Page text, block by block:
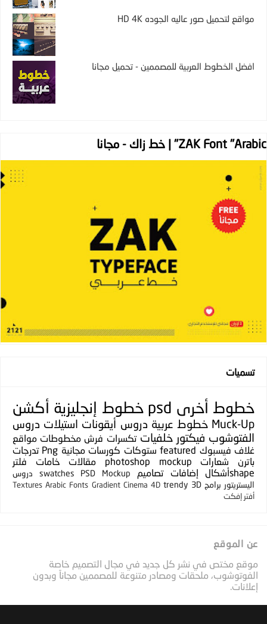
مواقع لتحميل صور عاليه الجوده HD 4K
افضل الخطوط العربية للمصممين - تحميل مجانا
ZAK Font "Arabic" | خط زاك - مجانا
تسميات
خطوط أخرى psd خطوط إنجليزية أكشن
Muck-Up خطوط عربية دروس أيقونات استيلات دروس
الفتوشوب فيكتور خلفيات تكسرات فرش مخطوطات مواقع
غلاف فيسبوك featured ستوكات كورسات مجانية Png تدرجات
باترن
شعارات photoshop mockup مقالات خامات
فلتر
shapeأشكال
إضافات تصاميم PSD Mockup
swatches
دروس
اليستريتور برامج 3D
trendy
Cinema 4D
Gradient
Arabic Fonts
Textures
أفتر إفكت
عن الموقع
موقع مختص في نشر كل جديد في مجال التصميم خاصة
الفوتوشوب، ملحقات ومصادر متنوعة للمصممين مجاناً وبدون
إعلانات.